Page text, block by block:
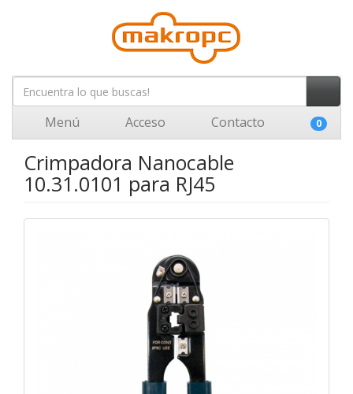
Menú Acceso Contacto 0
Crimpadora Nanocable
10.31.0101 para RJ45